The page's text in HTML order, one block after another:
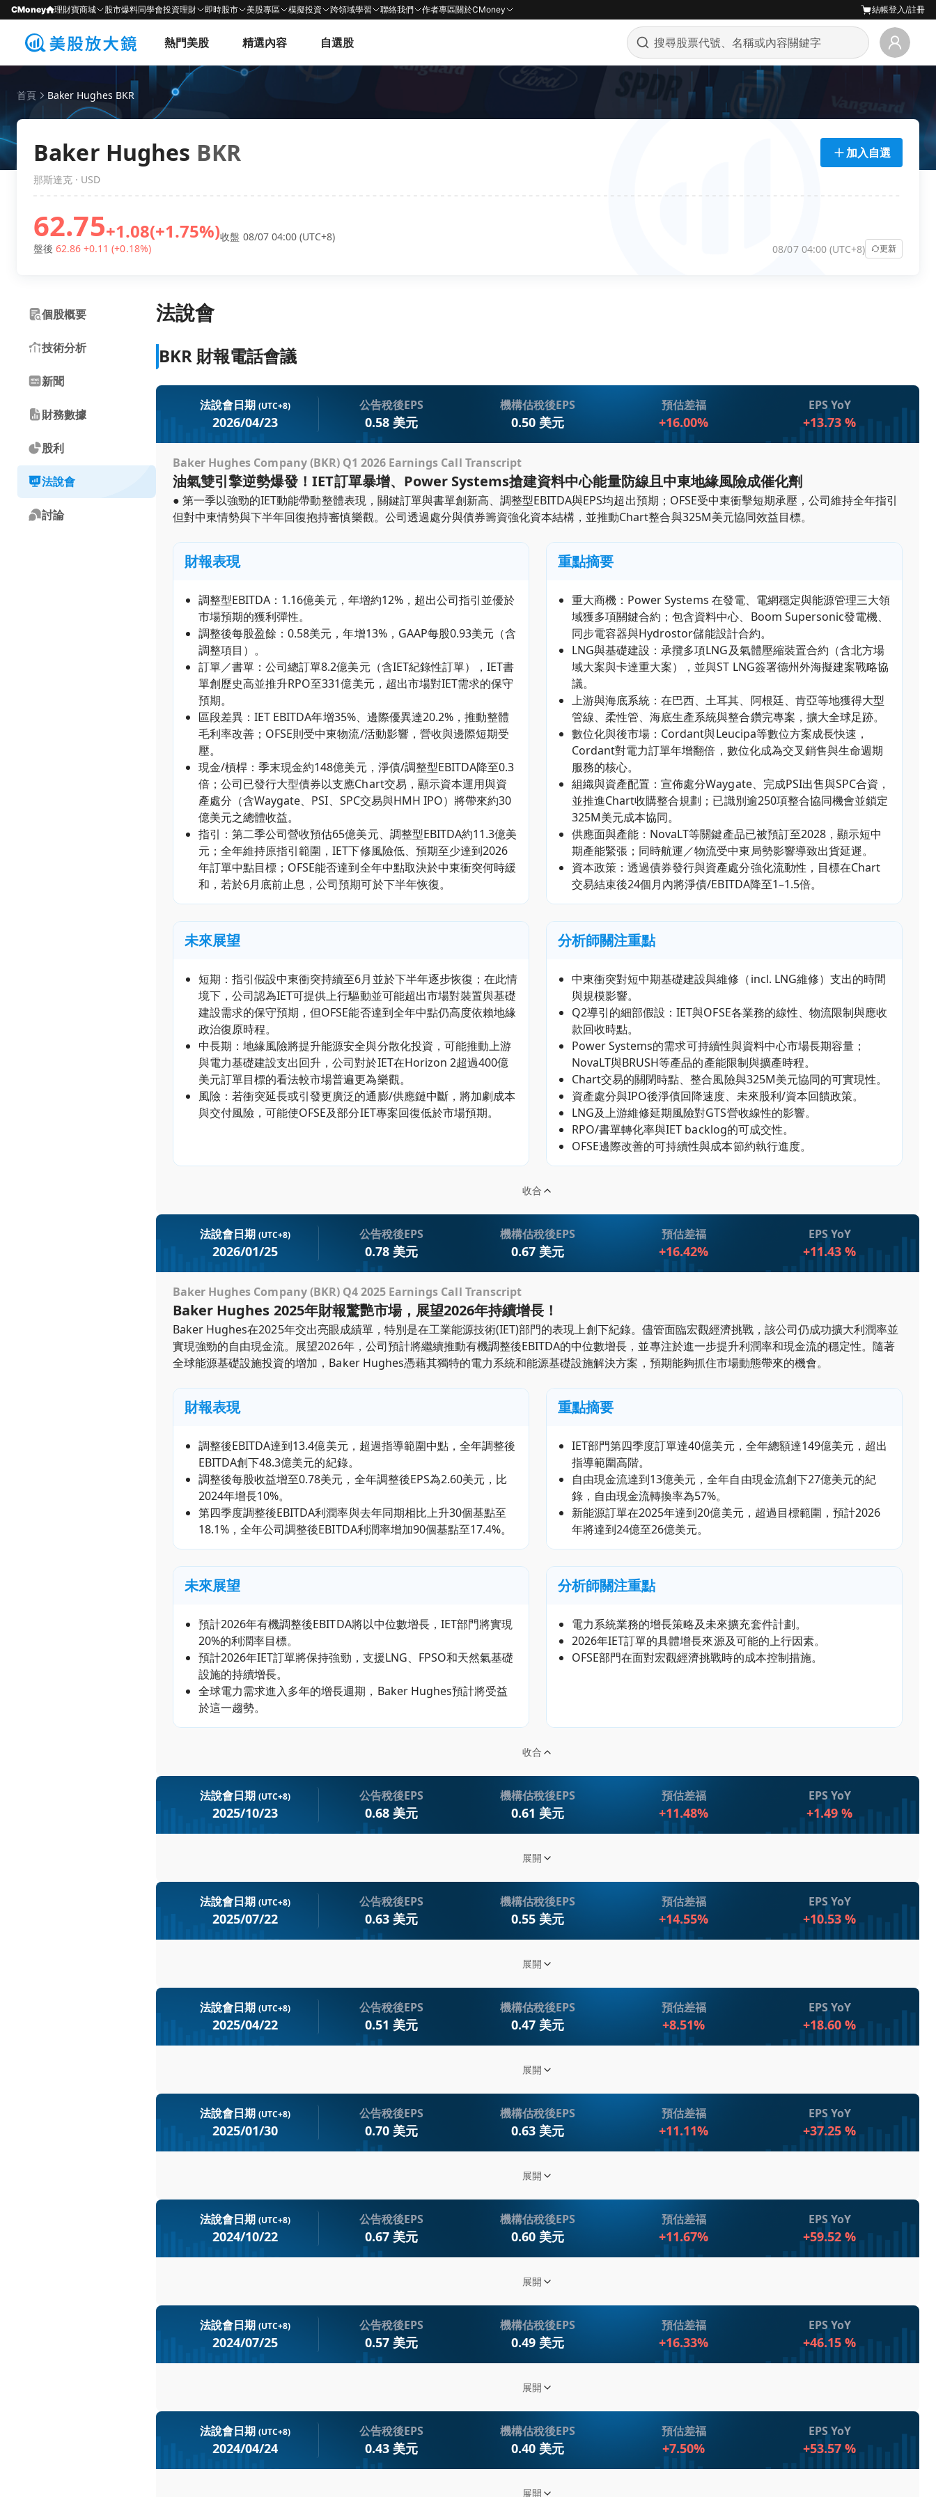
CMoney 理財寶商城 股市爆料同學會投資理財 即時股市 美股專區 模擬投資 跨領域學習 聯絡我們 作者專區關於CMoney 結帳登入/註冊
熱門美股 精選內容 自選股
首頁 Baker Hughes BKR
Baker Hughes BKR 加入自選
那斯達克 · USD
62.75+1.08(+1.75%)收盤 08/07 04:00 (UTC+8)
盤後62.86+0.11(+0.18%) 08/07 04:00 (UTC+8) 更新
個股概要
技術分析
新聞
財務數據
股利
法說會
討論
法說會
BKR 財報電話會議
法說會日期(UTC+8)
2026/04/23
公告稅後EPS
0.58 美元
機構估稅後EPS
0.50 美元
預估差福
+16.00%
EPS YoY
+13.73 %
Baker Hughes Company (BKR) Q1 2026 Earnings Call Transcript
油氣雙引擎逆勢爆發！IET訂單暴增、Power Systems搶建資料中心能量防線且中東地緣風險成催化劑
● 第一季以強勁的IET動能帶動整體表現，關鍵訂單與書單創新高、調整型EBITDA與EPS均超出預期；OFSE受中東衝擊短期承壓，公司維持全年指引
但對中東情勢與下半年回復抱持審慎樂觀。公司透過處分與債券籌資強化資本結構，並推動Chart整合與325M美元協同效益目標。
財報表現
調整型EBITDA：1.16億美元，年增約12%，超出公司指引並優於
市場預期的獲利彈性。
調整後每股盈餘：0.58美元，年增13%，GAAP每股0.93美元（含
調整項目）。
訂單／書單：公司總訂單8.2億美元（含IET紀錄性訂單），IET書
單創歷史高並推升RPO至331億美元，超出市場對IET需求的保守
預期。
區段差異：IET EBITDA年增35%、邊際優異達20.2%，推動整體
毛利率改善；OFSE則受中東物流/活動影響，營收與邊際短期受
壓。
現金/槓桿：季末現金約148億美元，淨債/調整型EBITDA降至0.3
倍；公司已發行大型債券以支應Chart交易，顯示資本運用與資
產處分（含Waygate、PSI、SPC交易與HMH IPO）將帶來約30
億美元之總體收益。
指引：第二季公司營收預估65億美元、調整型EBITDA約11.3億美
元；全年維持原指引範圍，IET下修風險低、預期至少達到2026
年訂單中點目標；OFSE能否達到全年中點取決於中東衝突何時緩
和，若於6月底前止息，公司預期可於下半年恢復。
重點摘要
重大商機：Power Systems 在發電、電網穩定與能源管理三大領
域獲多項關鍵合約；包含資料中心、Boom Supersonic發電機、
同步電容器與Hydrostor儲能設計合約。
LNG與基礎建設：承攬多項LNG及氣體壓縮裝置合約（含北方場
域大案與卡達重大案），並與ST LNG簽署德州外海擬建案戰略協
議。
上游與海底系統：在巴西、土耳其、阿根廷、肯亞等地獲得大型
管線、柔性管、海底生產系統與整合鑽完專案，擴大全球足跡。
數位化與後市場：Cordant與Leucipa等數位方案成長快速，
Cordant對電力訂單年增翻倍，數位化成為交叉銷售與生命週期
服務的核心。
組織與資產配置：宣佈處分Waygate、完成PSI出售與SPC合資，
並推進Chart收購整合規劃；已識別逾250項整合協同機會並鎖定
325M美元成本協同。
供應面與產能：NovaLT等關鍵產品已被預訂至2028，顯示短中
期產能緊張；同時航運／物流受中東局勢影響導致出貨延遲。
資本政策：透過債券發行與資產處分強化流動性，目標在Chart
交易結束後24個月內將淨債/EBITDA降至1–1.5倍。
未來展望
短期：指引假設中東衝突持續至6月並於下半年逐步恢復；在此情
境下，公司認為IET可提供上行驅動並可能超出市場對裝置與基礎
建設需求的保守預期，但OFSE能否達到全年中點仍高度依賴地緣
政治復原時程。
中長期：地緣風險將提升能源安全與分散化投資，可能推動上游
與電力基礎建設支出回升，公司對於IET在Horizon 2超過400億
美元訂單目標的看法較市場普遍更為樂觀。
風險：若衝突延長或引發更廣泛的通膨/供應鏈中斷，將加劇成本
與交付風險，可能使OFSE及部分IET專案回復低於市場預期。
分析師關注重點
中東衝突對短中期基礎建設與維修（incl. LNG維修）支出的時間
與規模影響。
Q2導引的細部假設：IET與OFSE各業務的線性、物流限制與應收
款回收時點。
Power Systems的需求可持續性與資料中心市場長期容量；
NovaLT與BRUSH等產品的產能限制與擴產時程。
Chart交易的關閉時點、整合風險與325M美元協同的可實現性。
資產處分與IPO後淨債回降速度、未來股利/資本回饋政策。
LNG及上游維修延期風險對GTS營收線性的影響。
RPO/書單轉化率與IET backlog的可成交性。
OFSE邊際改善的可持續性與成本節約執行進度。
收合
法說會日期(UTC+8)
2026/01/25
公告稅後EPS
0.78 美元
機構估稅後EPS
0.67 美元
預估差福
+16.42%
EPS YoY
+11.43 %
Baker Hughes Company (BKR) Q4 2025 Earnings Call Transcript
Baker Hughes 2025年財報驚艷市場，展望2026年持續增長！
Baker Hughes在2025年交出亮眼成績單，特別是在工業能源技術(IET)部門的表現上創下紀錄。儘管面臨宏觀經濟挑戰，該公司仍成功擴大利潤率並
實現強勁的自由現金流。展望2026年，公司預計將繼續推動有機調整後EBITDA的中位數增長，並專注於進一步提升利潤率和現金流的穩定性。隨著
全球能源基礎設施投資的增加，Baker Hughes憑藉其獨特的電力系統和能源基礎設施解決方案，預期能夠抓住市場動態帶來的機會。
財報表現
調整後EBITDA達到13.4億美元，超過指導範圍中點，全年調整後
EBITDA創下48.3億美元的紀錄。
調整後每股收益增至0.78美元，全年調整後EPS為2.60美元，比
2024年增長10%。
第四季度調整後EBITDA利潤率與去年同期相比上升30個基點至
18.1%，全年公司調整後EBITDA利潤率增加90個基點至17.4%。
重點摘要
IET部門第四季度訂單達40億美元，全年總額達149億美元，超出
指導範圍高階。
自由現金流達到13億美元，全年自由現金流創下27億美元的紀
錄，自由現金流轉換率為57%。
新能源訂單在2025年達到20億美元，超過目標範圍，預計2026
年將達到24億至26億美元。
未來展望
預計2026年有機調整後EBITDA將以中位數增長，IET部門將實現
20%的利潤率目標。
預計2026年IET訂單將保持強勁，支援LNG、FPSO和天然氣基礎
設施的持續增長。
全球電力需求進入多年的增長週期，Baker Hughes預計將受益
於這一趨勢。
分析師關注重點
電力系統業務的增長策略及未來擴充套件計劃。
2026年IET訂單的具體增長來源及可能的上行因素。
OFSE部門在面對宏觀經濟挑戰時的成本控制措施。
收合
法說會日期(UTC+8)
2025/10/23
公告稅後EPS
0.68 美元
機構估稅後EPS
0.61 美元
預估差福
+11.48%
EPS YoY
+1.49 %
Baker Hughes在2025年第三季度的財報電話會議中，強調了公司在能源轉型和技術創新方面的持續努力。儘管財報表現與市場預期存在差異，但公
司管理層對未來的增長潛力充滿信心，特別是在可再生能源和數字化解決方案領域。分析師們關注公司的資本配置策略和市場競爭力，並期待未來能
夠看到更具體的業績改善計劃。
Baker Hughes第三季度的財報顯示，公司收入和盈利能力未達
到市場預期。
儘管在某些業務領域取得增長，但整體業績仍受到市場波動和成
公司強調其在能源轉型中的角色，尤其是在可再生能源和數字化
未來展望
公司計劃進一步最佳化資本配置，以支援長期增長。
市場預期公司需要在短期內展示更明確的業績改善計劃。
分析師關注重點
成本控制措施及其對盈利能力的影響。
展開
法說會日期(UTC+8)
2025/07/22
公告稅後EPS
0.63 美元
機構估稅後EPS
0.55 美元
預估差福
+14.55%
EPS YoY
+10.53 %
Baker Hughes在2025年第二季度展示了強勁的財務表現，超越市場預期。公司持續推進業務系統的部署，實現了結構性成本改善和運營效率提升，
並在油田服務與裝置以及工業與能源技術兩大部門中均取得顯著的利潤率增長。未來，公司將繼續專注於分佈式電力解決方案和資料中心市場的擴充
套件，並預計在天然氣和新興能源領域保持強勁的訂單勢頭。整體而言，Baker Hughes正處於有利位置，有望在不斷變化的市場環境中實現可持續
增長。
財報表現
調整後EBITDA達到12.1億美元，與去年同期相比增長7%，超過
重點摘要
公司宣佈三項戰略交易，包括合資企業和收購，以最佳化投資組
新能源訂單達10億美元，全年預計超過16億美元。
未來展望
目標。
預計天然氣需求將持續增長，到2040年增長20%以上。
公司將繼續專注於分佈式電力解決方案和資料中心市場的擴充套
分析師關注重點
關注公司如何應對貿易政策變化帶來的挑戰。
關注公司在資料中心和新能源市場的擴充套件策略。
展開
法說會日期(UTC+8)
2025/04/22
公告稅後EPS
0.51 美元
機構估稅後EPS
0.47 美元
預估差福
+8.51%
EPS YoY
+18.60 %
Baker Hughes在2025年第一季度展現了強勁的財務表現，儘管面臨全球經濟不確定性和貿易政策挑戰，公司仍然實現了收入和利潤的增長。IET部
門的訂單和盈利能力顯著提升，而OFSE部門則面臨市場疲軟的挑戰。公司採取了一系列措施來減少關稅影響，並預計未來將繼續專注於提高效率和
推動結構性改善，以應對不斷變化的市場環境。
第一季度調整後EBITDA達到10.4億美元，與去年同期相比增長
10%。
IET部門的EBITDA連續五個季度增長至少30%。
全球經濟因地緣政治緊張和貿易政策不確定性而謹慎開局。
OPEC+增加石油供應導致油價波動。
未來展望
入。
OFSE部門面臨更大的不確定性，但預計仍能改善利潤率。
關稅和油價的不確定性可能對全年業績造成影響。
分析師關注重點
OFSE部門的市場動態及20% EBITDA利潤率目標的可行性。
展開
法說會日期(UTC+8)
2025/01/30
公告稅後EPS
0.70 美元
機構估稅後EPS
0.63 美元
預估差福
+11.11%
EPS YoY
+37.25 %
Baker Hughes Company (BKR) Q4 2024 Earnings Conference Call Transcript
Baker Hughes在2024年第四季度的財報表現優異，不僅超越了市場預期，還創下多項紀錄，包括收入、自由現金流和調整後的EPS、EBITDA及
EBITDA利潤率。公司在天然氣基礎設施和FPSO領域的訂單持續強勁，並在新能源訂單上實現了70%的年增長。展望未來，公司預計2025年將繼續保
持強勁的業績增長，特別是在天然氣和LNG需求的推動下。儘管面臨一些經濟和地緣政治的不確定性，Baker Hughes仍然對其技術和解決方案的需
求充滿信心。
財報表現
第四季度調整後EBITDA利潤率達到17.8%，與去年同期相比增長
訂單總額為75億美元，其中IET訂單為38億美元
重點摘要
工業和能源技術(IET)部門的訂單持續強勁，全年達到130億美元
未來展望 分析師關注重點
展開
法說會日期(UTC+8)
2024/10/22
公告稅後EPS
0.67 美元
機構估稅後EPS
0.60 美元
預估差福
+11.67%
EPS YoY
+59.52 %
Baker Hughes在2024年第三季度的表現超出預期，創下了自2017年以來的最高EBITDA和EBITDA利潤率。公司在天然氣技術裝置和服務方面的強勁
訂單流入，以及不斷增長的新能源業務，為其未來的穩定增長奠定了基礎。儘管面臨LNG訂單減少的挑戰，公司仍對2025年的訂單和收入持樂觀態
度，並計劃在2026年達到20%的EBITDA目標。整體而言，Baker Hughes展示了其在多元化市場中的競爭優勢和持續改善的盈利能力。
第三季度EBITDA達到約12.1億美元，與去年同期相比增長23%，
超出指導中點。
EBITDA利潤率提升至17.5%，創下自2017年以來的最高水平。
IET部門的EBITDA表現超出預期，主要歸功於卓越的利潤率表
展開
法說會日期(UTC+8)
2024/07/25
公告稅後EPS
0.57 美元
機構估稅後EPS
0.49 美元
預估差福
+16.33%
EPS YoY
+46.15 %
Baker Hughes在2024年第二季度表現出色，營收和訂單均創下新高。公司持續提升運營效率，並在多個市場中取得顯著進展。未來展望方面，公司
預計LNG需求將回升，並且在天然氣基礎設施、新能源等領域保持強勁增長。管理層對於達成20% EBITDA利潤率的目標充滿信心，並預期未來幾年
將持續受益於其多元化的產品組合和技術優勢。
展開
法說會日期(UTC+8)
2024/04/24
公告稅後EPS
0.43 美元
機構估稅後EPS
0.40 美元
預估差福
+7.50%
EPS YoY
+53.57 %
展開